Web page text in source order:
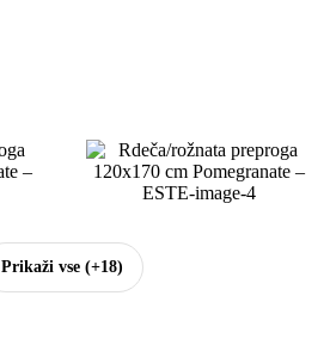
Prikaži vse (+18)